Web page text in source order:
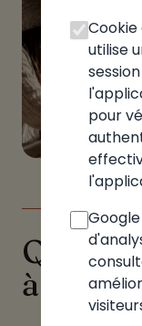
LE GUIDE
Quelle
à Viry
Cookie
utilise
pour